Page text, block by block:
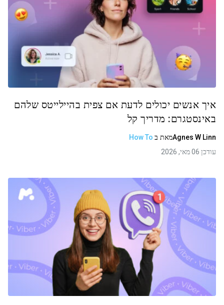
איך אנשים יכולים לדעת אם צפית בהיילייטס שלהם
באינסטגרם: מדריך קל
Agnes W Linnמאת ב How To
עודכן 06 מאי, 2026